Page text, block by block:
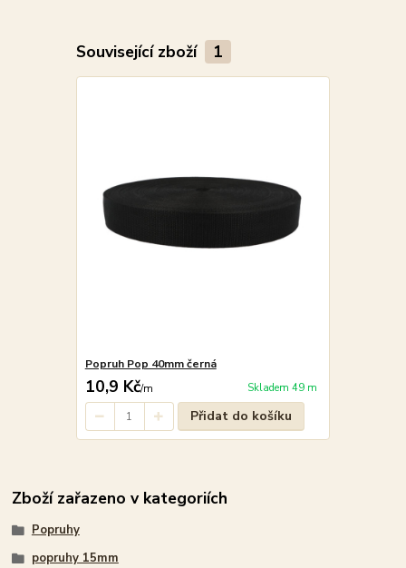
Související zboží 1
Popruh Pop 40mm černá
10,9 Kč/m Skladem 49 m
Přidat do košíku
Zboží zařazeno v kategoriích
Popruhy
popruhy 15mm